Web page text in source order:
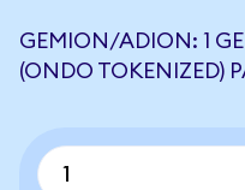
GEMION/ADION: 1
(ONDO TOKENIZED)